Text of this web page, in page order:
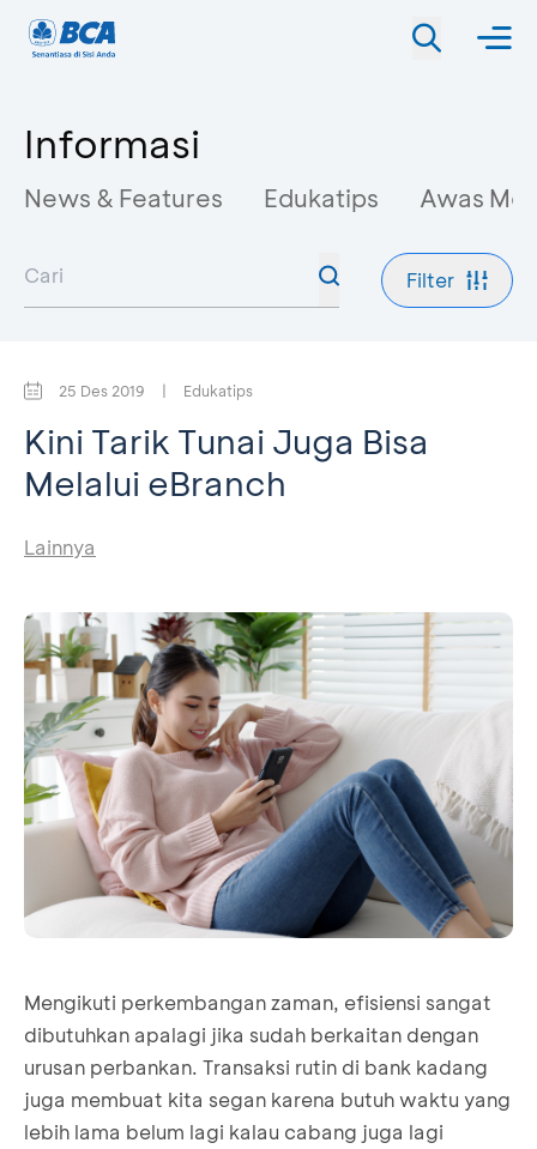
Informasi
News & Features Edukatips Awas
Filter
25 Des 2019 | Edukatips
Kini Tarik Tunai Juga Bisa
Melalui eBranch
Lainnya
Mengikuti perkembangan zaman, efisiensi sangat
dibutuhkan apalagi jika sudah berkaitan dengan
urusan perbankan. Transaksi rutin di bank kadang
juga membuat kita segan karena butuh waktu yang
lebih lama belum lagi kalau cabang juga lagi